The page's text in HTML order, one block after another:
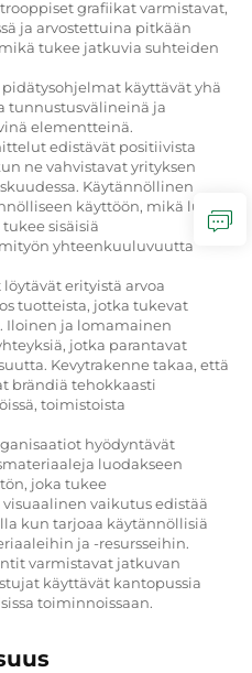
grafiikat varmistavat,
ja arvostettuina pitkään
tukee jatkuvia suhteiden
käyttävät yhä
tunnustusvälineinä ja
elementteinä.
edistävät positiivista
ne vahvistavat yrityksen
Käytännöllinen
käyttöön, mikä luo
sisäisiä
yhteenkuuluvuutta
erityistä arvoa
tuotteista, jotka tukevat
Iloinen ja lomamainen
jotka parantavat
Kevytrakenne takaa, että
brändiä tehokkaasti
toimistoista
hyödyntävät
luodakseen
joka tukee
vaikutus edistää
kun tarjoaa käytännöllisiä
ja -resursseihin.
varmistavat jatkuvan
käyttävät kantopussia
toiminnoissaan.